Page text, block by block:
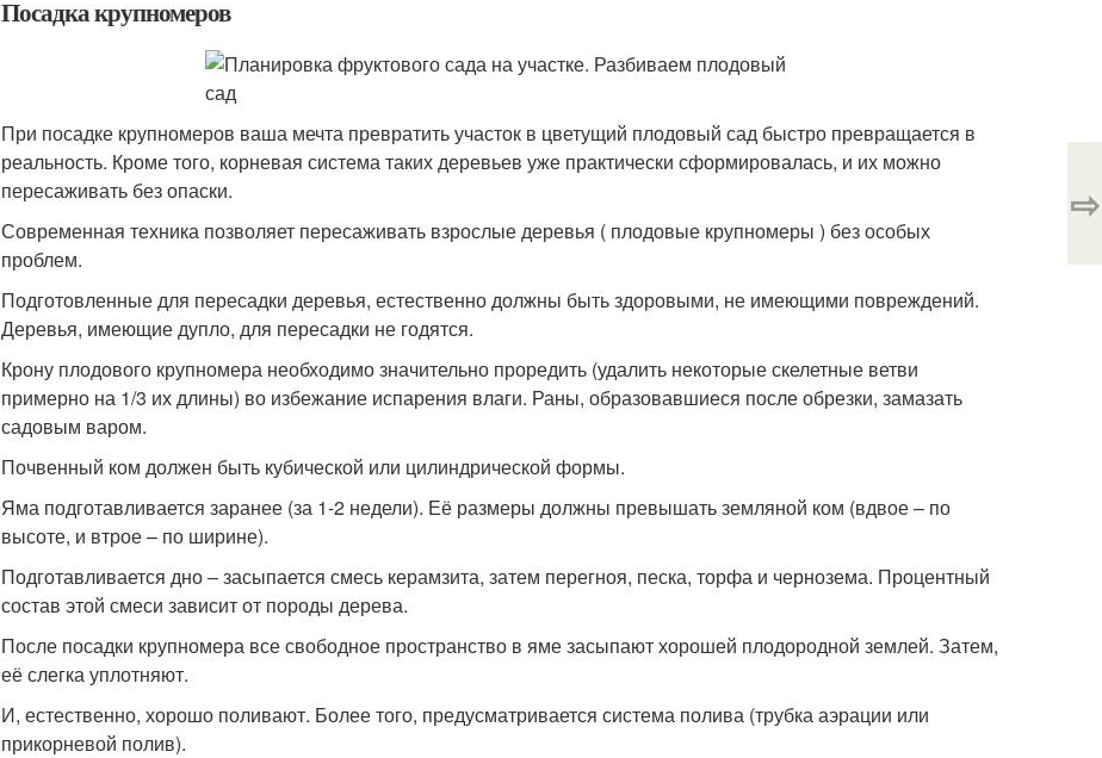
Посадка крупномеров
При посадке крупномеров ваша мечта превратить участок в цветущий плодовый сад быстро превращается в
реальность. Кроме того, корневая система таких деревьев уже практически сформировалась, и их можно
пересаживать без опаски.
Современная техника позволяет пересаживать взрослые деревья ( плодовые крупномеры ) без особых
проблем.
Подготовленные для пересадки деревья, естественно должны быть здоровыми, не имеющими повреждений.
Деревья, имеющие дупло, для пересадки не годятся.
Крону плодового крупномера необходимо значительно проредить (удалить некоторые скелетные ветви
примерно на 1/3 их длины) во избежание испарения влаги. Раны, образовавшиеся после обрезки, замазать
садовым варом.
Почвенный ком должен быть кубической или цилиндрической формы.
Яма подготавливается заранее (за 1-2 недели). Её размеры должны превышать земляной ком (вдвое – по
высоте, и втрое – по ширине).
Подготавливается дно – засыпается смесь керамзита, затем перегноя, песка, торфа и чернозема. Процентный
состав этой смеси зависит от породы дерева.
После посадки крупномера все свободное пространство в яме засыпают хорошей плодородной землей. Затем,
её слегка уплотняют.
И, естественно, хорошо поливают. Более того, предусматривается система полива (трубка аэрации или
прикорневой полив).
⇨